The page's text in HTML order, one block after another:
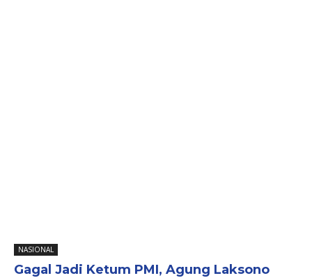
NASIONAL
Gagal Jadi Ketum PMI, Agung Laksono